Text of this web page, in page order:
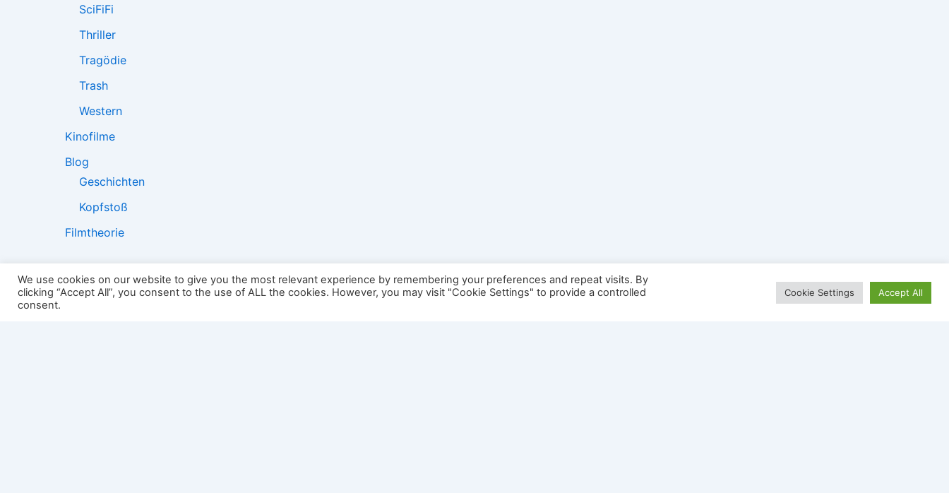
SciFiFi
Thriller
Tragödie
Trash
Western
Kinofilme
Blog
Geschichten
Kopfstoß
Filmtheorie
2501:
We use cookies on our website to give you the most relevant experience by remembering your preferences and repeat visits. By
clicking “Accept All”, you consent to the use of ALL the cookies. However, you may visit "Cookie Settings" to provide a controlled
consent.
Cookie Settings Accept All